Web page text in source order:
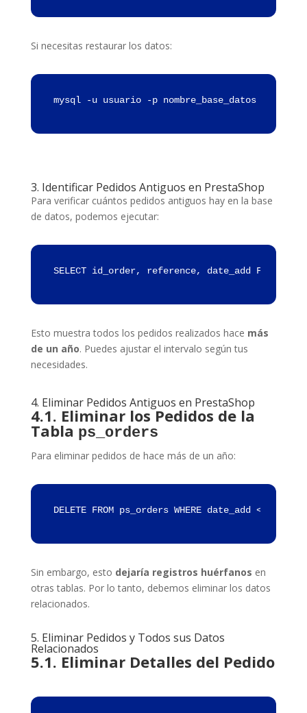
Si necesitas restaurar los datos:
mysql -u usuario -p nombre_base_datos <
3. Identificar Pedidos Antiguos en PrestaShop
Para verificar cuántos pedidos antiguos hay en la base
de datos, podemos ejecutar:
SELECT id_order, reference, date_add FROM
Esto muestra todos los pedidos realizados hace más
de un año. Puedes ajustar el intervalo según tus
necesidades.
4. Eliminar Pedidos Antiguos en PrestaShop
4.1. Eliminar los Pedidos de la
Tabla ps_orders
Para eliminar pedidos de hace más de un año:
DELETE FROM ps_orders WHERE date_add < NOW()
Sin embargo, esto dejaría registros huérfanos en
otras tablas. Por lo tanto, debemos eliminar los datos
relacionados.
5. Eliminar Pedidos y Todos sus Datos
Relacionados
5.1. Eliminar Detalles del Pedido